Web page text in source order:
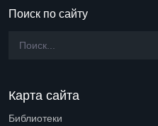
Поиск по сайту
Карта сайта
Библиотеки